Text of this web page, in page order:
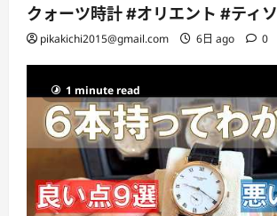
クォーツ時計 #オリエント #ティソ
pikakichi2015@gmail.com 6日 ago 0
1 minute read